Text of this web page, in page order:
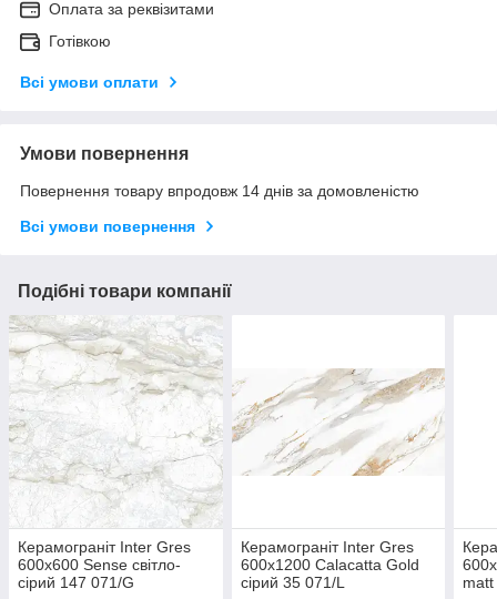
Оплата за реквізитами
Готівкою
Всі умови оплати
Умови повернення
Повернення товару впродовж 14 днів за домовленістю
Всі умови повернення
Подібні товари компанії
Керамограніт Inter Gres
600x600 Sense світло-
сірий 147 071/G
Керамограніт Inter Gres
600x1200 Calacatta Gold
сірий 35 071/L